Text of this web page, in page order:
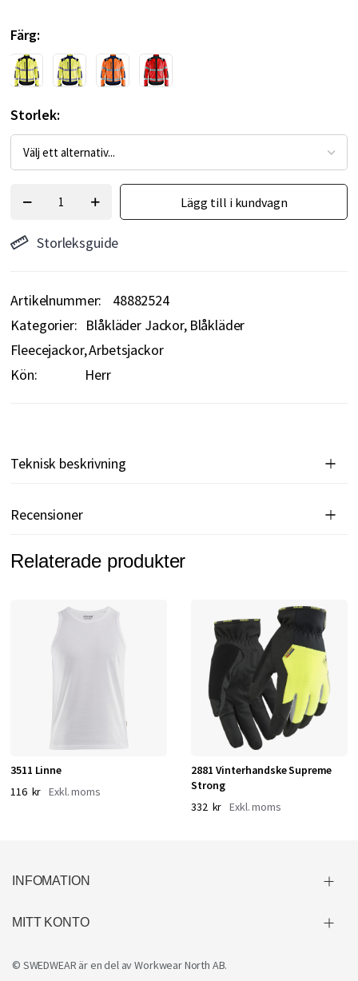
Färg
Storlek
Lägg till i kundvagn
Storleksguide
Artikelnummer
48882524
Kategorier: Blåkläder Jackor Blåkläder
Fleecejackor Arbetsjackor
Kön:
Herr
Teknisk beskrivning
Recensioner
Relaterade produkter
3511 Linne
116 kr
2881 Vinterhandske Supreme
Strong
332 kr
INFOMATION
MITT KONTO
© SWEDWEAR är en del avWorkwear North AB.